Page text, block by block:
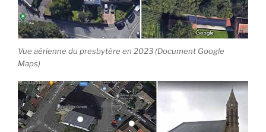
Vue aérienne du presbytère en 2023 (Document Google
Maps)